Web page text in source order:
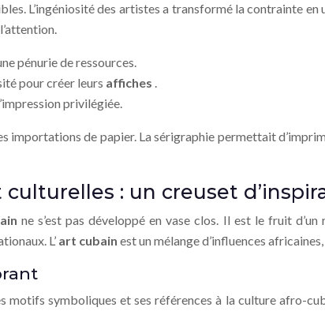
L’ingéniosité des artistes a transformé la contrainte en
pénurie de ressources.
pour créer leurs affiches .
privilégiée.
importations de papier. La sérigraphie permettait
: un creuset
ne s’est pas développé en vase clos. Il est le fruit
L’ art cubain est un mélange d’influences
motifs symboliques et ses références à la culture afro-